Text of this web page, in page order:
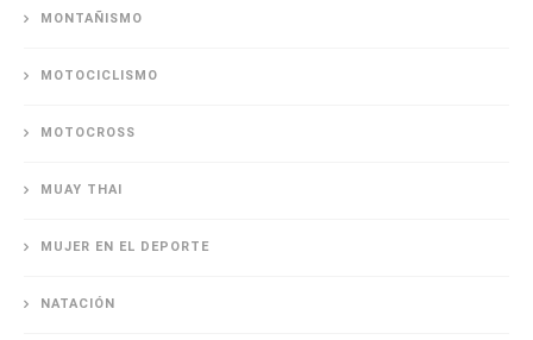
MONTAÑISMO
MOTOCICLISMO
MOTOCROSS
MUAY THAI
MUJER EN EL DEPORTE
NATACIÓN